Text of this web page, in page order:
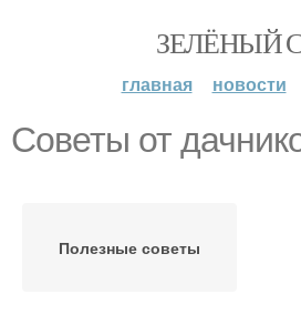
ЗЕЛЁНЫЙ
главная новости
Советы от
Полезные советы